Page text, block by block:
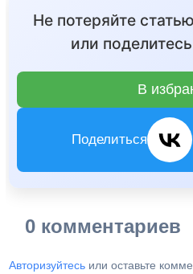
Не потеряйте
или
В
Поделиться
0 комментариев
Авторизуйтесь или оставьте